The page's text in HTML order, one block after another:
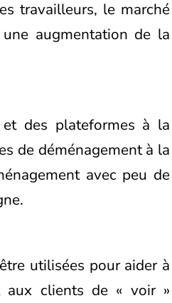
travailleurs, le marché
augmentation de la
et des plateformes à la
de déménagement à la
avec peu de
utilisées pour aider à
aux clients de « voir »